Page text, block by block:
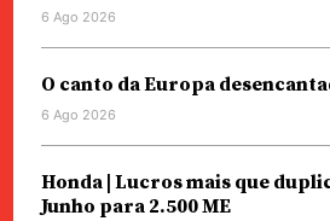
6 Ago 2026
O canto da Europa
6 Ago 2026
Honda | Lucros mais que
Junho para 2.500 ME